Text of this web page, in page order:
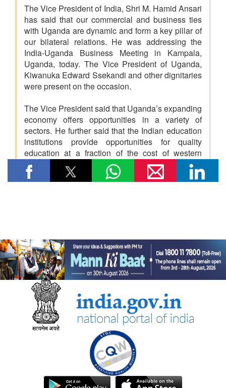
सीएसआईआर-सीआरआरआई ने राजस्थान सरकार के समक्ष स्वदेशी
एमएसएस+ सड़क प्रौद्योगिकी का प्रदर्शन किया
सीएसआईआर-एनआईएससीपीआर ने “लोकप्रिय विज्ञान लेखन” पर दो दिवसीय
कौशल प्रशिक्षण कार्यक्रम आयोजित किया और प्रतिभागियों को सामान्य जन
तक विज्ञान का संचार करने के लिए प्रेरित किया
केन्‍द्रीय मंत्री डॉ. जितेंद्र सिंह ने लखनऊ में सीएसआईआर-एनबीआरआई द्वारा
विकसित अपनी तरह का पहला 'इको-एजुकेशनल हब' राष्ट्र को समर्पित किया
के लिए मॉनिटरिंग समिति की समन्वयकों की कॉन्क्लेव-सह-बैठक आयोजित की
गई
सामाजिक न्‍याय एवं अधिकारिता मंत्रालय
आर्थिक चुनौतियों से प्रौद्योगिकी के क्षेत्र में भविष्य की ओर: उच्च स्तरीय शिक्षा
योजना ने अनु सुप्रिया को एनआईटी रायपुर से बी.टेक करने में कैसे सक्षम
बनाया
केंद्रीय मंत्री जे.पी. नड्डा ने ‘ एआई इन मेडटेक: आर्टिफिशियल इंटेलिजेंस के
ज़रिए स्वास्थ्य सेवा में क्रांति’ पर नॉलेज पेपर जारी किया